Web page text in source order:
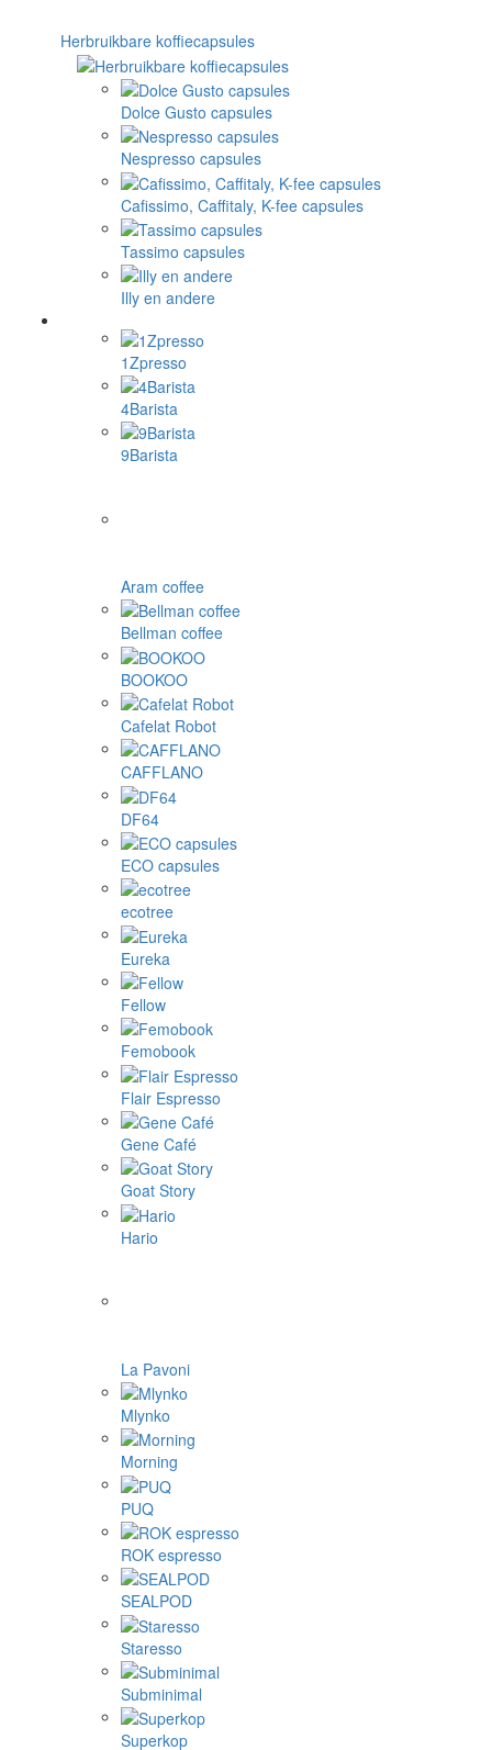
Herbruikbare koffiecapsules
Dolce Gusto capsules
Nespresso capsules
Cafissimo, Caffitaly, K-fee capsules
Tassimo capsules
Illy en andere
1Zpresso
4Barista
9Barista
Aram coffee
Bellman coffee
BOOKOO
Cafelat Robot
CAFFLANO
DF64
ECO capsules
ecotree
Eureka
Fellow
Femobook
Flair Espresso
Gene Café
Goat Story
Hario
La Pavoni
Mlynko
Morning
PUQ
ROK espresso
SEALPOD
Staresso
Subminimal
Superkop